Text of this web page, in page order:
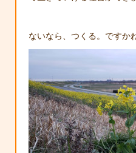
ないなら、つくる。ですか